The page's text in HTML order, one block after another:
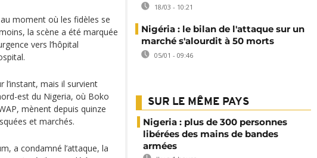
moment où les fidèles se
la scène a été marquée
vers l’hôpital
l’instant, mais il survient
est du Nigeria, où Boko
mènent depuis quinze
et marchés.
a condamné l’attaque, la
18/03 - 10:21
Nigéria : le bilan de l'attaque sur un
marché s'alourdit à 50 morts
05/01 - 09:46
SUR LE MÊME PAYS
Nigeria : plus de 300 personnes
libérées des mains de bandes
armées